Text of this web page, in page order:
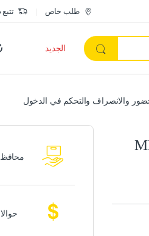
طلب خاص
الجديد
محافظ